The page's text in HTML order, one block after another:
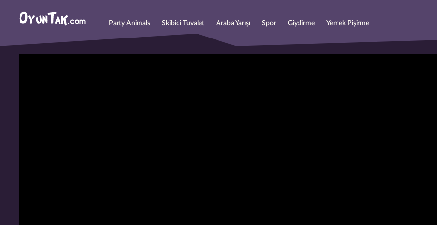
Party Animals Skibidi Tuvalet Araba Yarışı Spor Giydirme Yemek Pişirme